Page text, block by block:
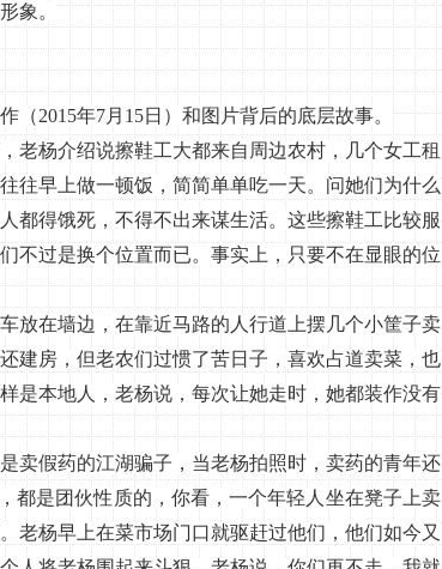
象。
2015年7月15日）和图片背后的底层故事。
杨介绍说擦鞋工大都来自周边农村，几个女工租
往早上做一顿饭，简简单单吃一天。问她们为什么
都得饿死，不得不出来谋生活。这些擦鞋工比较服
不过是换个位置而已。事实上，只要不在显眼的位
在墙边，在靠近马路的人行道上摆几个小筐子卖
建房，但老农们过惯了苦日子，喜欢占道卖菜，也
是本地人，老杨说，每次让她走时，她都装作没有
假药的江湖骗子，当老杨拍照时，卖药的青年还
都是团伙性质的，你看，一个年轻人坐在凳子上卖
老杨早上在菜市场门口就驱赶过他们，他们如今又